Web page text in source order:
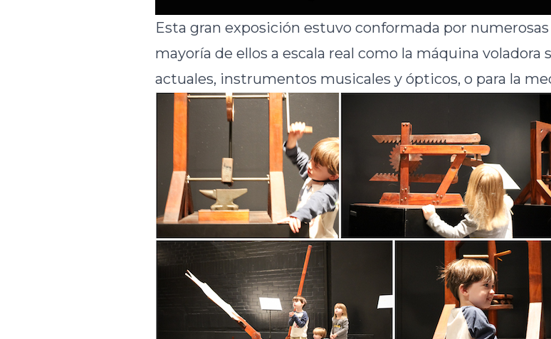
Esta gran exposición estuvo conformada por
mayoría de ellos a escala real como la máquina
actuales, instrumentos musicales y ópticos, o para la